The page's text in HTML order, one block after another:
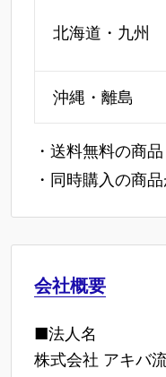
北海道・九州
沖縄・離島
・送料無料の商
・同時購入の商
会社概要
■法人名
株式会社 アキバ